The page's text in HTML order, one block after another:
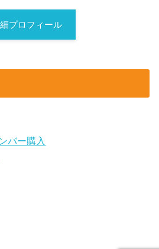
プロフィール
バー購入